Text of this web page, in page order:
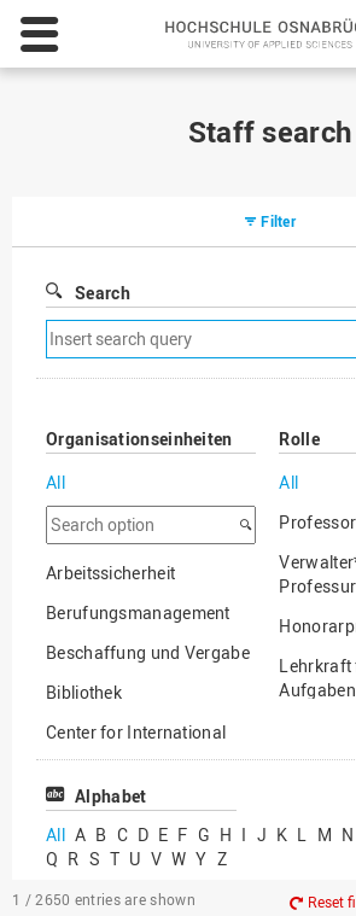
Staff search
Filter
Search
Remove
search
filter
Organisationseinheiten
All
Search
option
Arbeitssicherheit
Berufungsmanagement
Beschaffung und Vergabe
Bibliothek
Center for International
Mobility
Center for International
Chancengerechtigkeit
eLearning Competence
Rolle
All
Professur
Lehrkraft
Aufgaben
Alphabet
All A B C D E F G H I J K L M N
Q R S T U V W Y Z
1 / 2650 entries are shown Reset